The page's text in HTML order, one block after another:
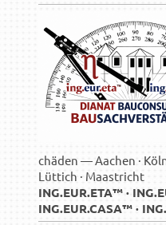
chäden — Aachen ·
Lüttich · Maastricht
ING.EUR.ETA™ ·
ING.EUR.CASA™ ·